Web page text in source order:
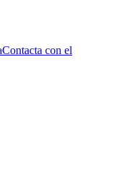
Contacta con el